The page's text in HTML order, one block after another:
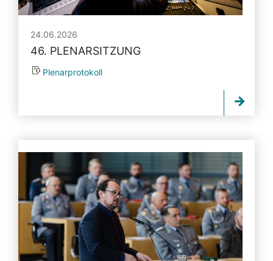
24.06.2026
46. PLENARSITZUNG
Plenarprotokoll